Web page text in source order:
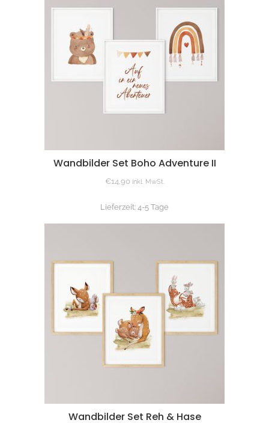
Wandbilder Set Boho Adventure II
€14,90 inkl. MwSt.
Lieferzeit: 4-5 Tage
Wandbilder Set Reh & Hase